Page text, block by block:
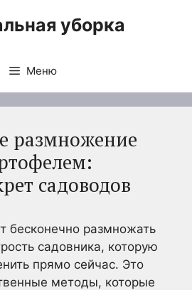
уборка
Меню
размножение
садоводов
бесконечно размножать
садовника, которую
прямо сейчас. Это
методы, которые